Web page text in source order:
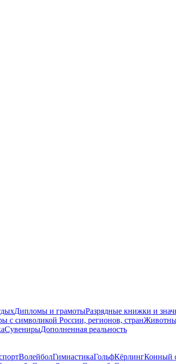
Дипломы и грамотыРазрядные книжки и
с символикой России, регионов, стран
СувенирыДополненная реальность
ВолейболГимнастикаГольфКёрлингКонный